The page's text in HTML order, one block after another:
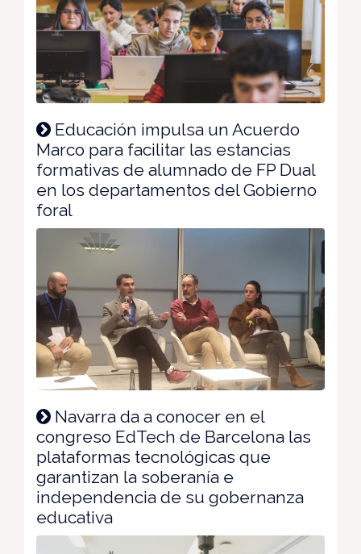
Educación impulsa un Acuerdo
Marco para facilitar las estancias
formativas de alumnado de FP Dual
en los departamentos del Gobierno
foral
Navarra da a conocer en el
congreso EdTech de Barcelona las
plataformas tecnológicas que
garantizan la soberanía e
independencia de su gobernanza
educativa